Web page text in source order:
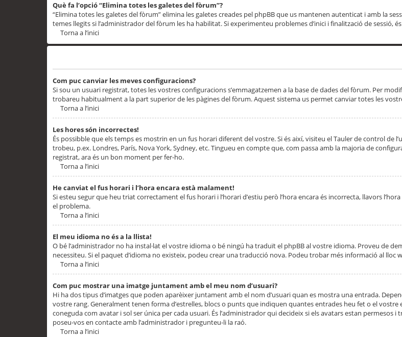
Què fa l’opció “Elimina totes les galetes del fòrum”?
“Elimina totes les galetes del fòrum” elimina les galetes creades pel phpBB que us mantenen autenticat i amb la
temes llegits si l’administrador del fòrum les ha habilitat. Si experimenteu problemes d’inici i finalització de sessió,
Torna a l’inici
Com puc canviar les meves configuracions?
Si sou un usuari registrat, totes les vostres configuracions s’emmagatzemen a la base de dades del fòrum. Per
trobareu habitualment a la part superior de les pàgines del fòrum. Aquest sistema us permet canviar totes les
Torna a l’inici
Les hores són incorrectes!
És possibble que els temps es mostrin en un fus horari diferent del vostre. Si és així, visiteu el Tauler de control de
trobeu, p.ex. Londres, París, Nova York, Sydney, etc. Tingueu en compte que, com passa amb la majoria de
registrat, ara és un bon moment per fer-ho.
Torna a l’inici
He canviat el fus horari i l’hora encara està malament!
Si esteu segur que heu triat correctament el fus horari i l’horari d’estiu però l’hora encara és incorrecta, llavors
el problema.
Torna a l’inici
El meu idioma no és a la llista!
O bé l’administrador no ha instal·lat el vostre idioma o bé ningú ha traduït el phpBB al vostre idioma. Proveu de
necessiteu. Si el paquet d’idioma no existeix, podeu crear una traducció nova. Podeu trobar més informació al lloc
Torna a l’inici
Com puc mostrar una imatge juntament amb el meu nom d’usuari?
Hi ha dos tipus d’imatges que poden aparèixer juntament amb el nom d’usuari quan es mostra una entrada.
vostre rang. Generalment tenen forma d’estrelles, blocs o punts que indiquen quantes entrades heu fet o el
coneguda com avatar i sol ser única per cada usuari. És l’administrador qui decideix si els avatars estan
poseu-vos en contacte amb l’administrador i pregunteu-li la raó.
Torna a l’inici